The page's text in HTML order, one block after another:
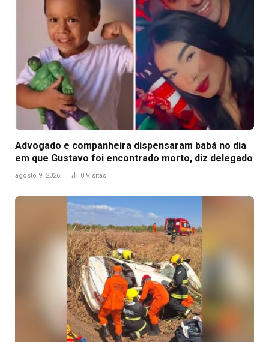
Advogado e companheira dispensaram babá no dia
em que Gustavo foi encontrado morto, diz delegado
agosto 9, 2026 0 Visitas